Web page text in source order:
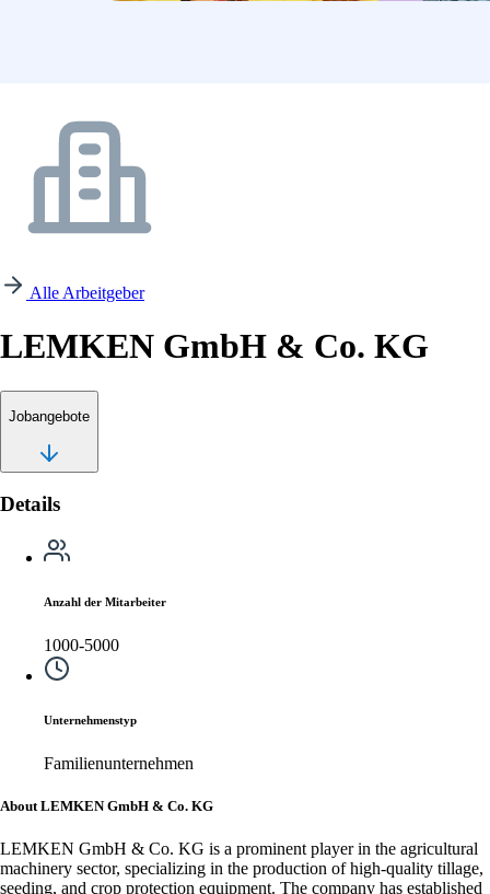
Alle Arbeitgeber
LEMKEN GmbH & Co. KG
Jobangebote
Details
Anzahl der Mitarbeiter
1000-5000
Unternehmenstyp
Familienunternehmen
About LEMKEN GmbH & Co. KG
LEMKEN GmbH & Co. KG is a prominent player in the agricultural
machinery sector, specializing in the production of high-quality tillage,
seeding, and crop protection equipment. The company has established